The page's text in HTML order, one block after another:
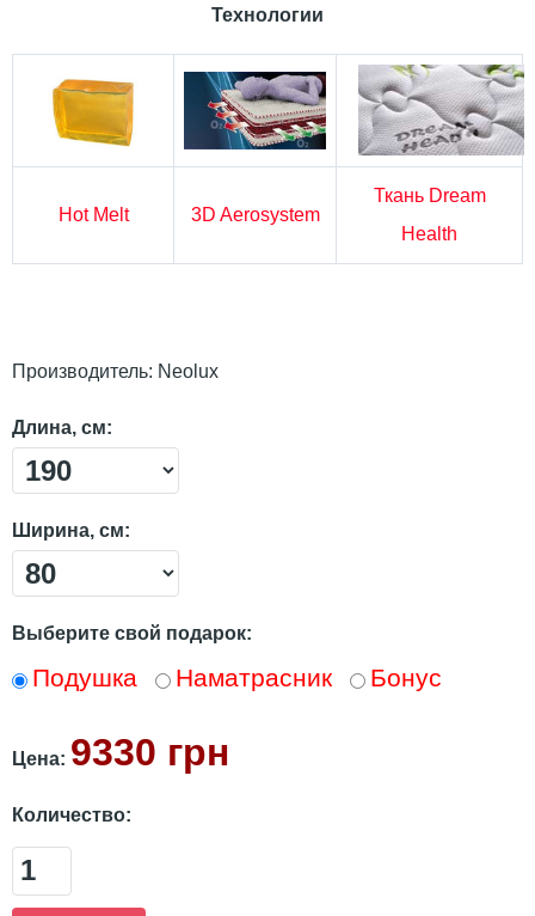
Технологии
Hot Melt 3D Aerosystem
Ткань Dream
Health
Производитель: Neolux
Длина, см:
Ширина, см:
Выберите свой подарок:
Подушка Наматрасник Бонус
Цена: 9330 грн
Количество: